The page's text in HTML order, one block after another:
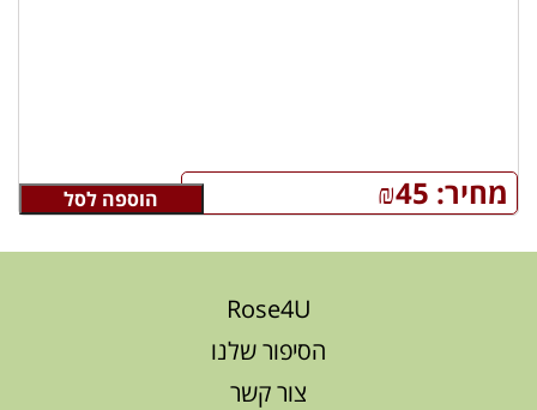
מחיר: ₪45 הוספה לסל
Rose4U
הסיפור שלנו
צור קשר